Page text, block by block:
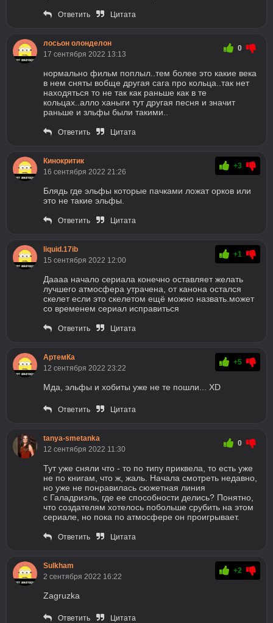
Ответить Цитата
лосьон олонделон
17 сентября 2022 13:13
0
нормально фильм поплыл..тем более это какие века
в нем сняты вобще другая сага про кольца..так нет
находяться то не так как раньше как в те
кольцах..алло ханыги тут другая песня и значит
раньше и зльфы были такими..
Ответить Цитата
Кинокритик
16 сентября 2022 21:26
+3
Блядь где эльфы которые пачками ложат орков или
это не такие эльфы.
Ответить Цитата
liquid.17ib
15 сентября 2022 12:00
+1
Даааа начало сериала конечно оставляет желать
лучшего атмосфера утрачена, от канона остался
скелет если это скелетом ещё можно назвать.может
со временем сериал исправиться
Ответить Цитата
АртемКа
12 сентября 2022 23:22
+5
Мда, эльфы и хобиты уже не те пошли... XD
Ответить Цитата
tanya-smetanka
12 сентября 2022 11:30
0
Тут уже сняли что - то по типу приквела, то есть уже
не по книгам, что ж, жаль. Начала смотреть недавно,
но уже не понравилась сюжетная линия
с Галадриэль, где ее способности делись? Понятно,
что создателям хотелось побольше срубить на этом
сериале, но пока по атмосфере он проигрывает.
Ответить Цитата
Sulkham
2 сентября 2022 16:22
+2
Zagruzka
Ответить Цитата